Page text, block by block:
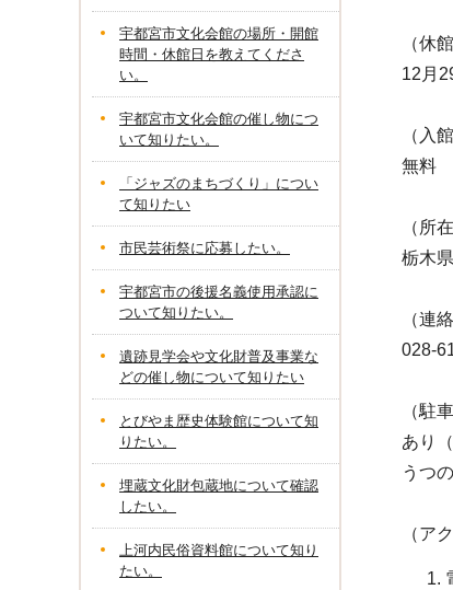
（休
12月
（入
無料
（所
栃木
（連
028-
（駐
あり
うつ
（ア
宇都宮市文化会館の場所・開館
時間・休館日を教えてくださ
い。
宇都宮市文化会館の催し物につ
いて知りたい。
「ジャズのまちづくり」につい
て知りたい
市民芸術祭に応募したい。
宇都宮市の後援名義使用承認に
ついて知りたい。
遺跡見学会や文化財普及事業な
どの催し物について知りたい
とびやま歴史体験館について知
りたい。
埋蔵文化財包蔵地について確認
したい。
上河内民俗資料館について知り
たい。